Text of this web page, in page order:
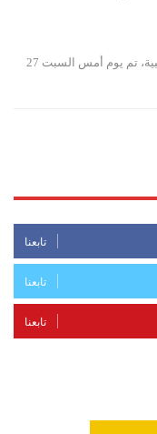
عكس ما يتم اعتماده من قبل بمبدأ التوافق والنسبية، تم يوم أمس السبت 27
تابعنا
تابعنا
تابعنا